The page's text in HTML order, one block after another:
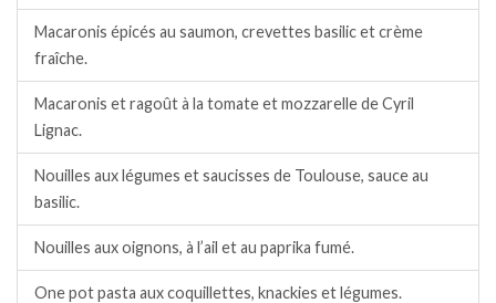
Macaronis épicés au saumon, crevettes basilic et crème
fraîche.
Macaronis et ragoût à la tomate et mozzarelle de Cyril
Lignac.
Nouilles aux légumes et saucisses de Toulouse, sauce au
basilic.
Nouilles aux oignons, à l’ail et au paprika fumé.
One pot pasta aux coquillettes, knackies et légumes.